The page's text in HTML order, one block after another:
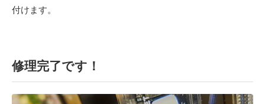
付けます。
修理完了です！